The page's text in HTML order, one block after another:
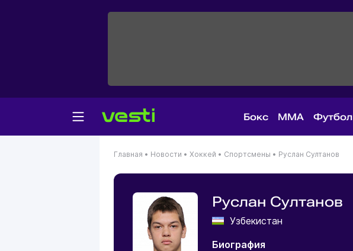
Бокс MMA Футбол
Главная • Новости • Хоккей • Спортсмены • Руслан Султанов
Руслан Султанов
Узбекистан
Биография